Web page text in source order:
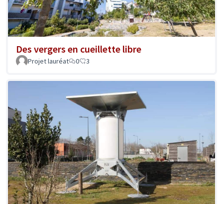
Des vergers en cueillette libre
Projet lauréat 0 3